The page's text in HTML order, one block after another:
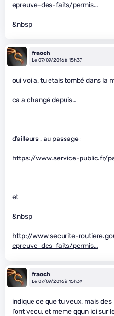
epreuve-des-faits/permis…
&nbsp;
fraoch
Le 07/09/2016 à 15h37
oui voila, tu etais tombé dans la
ca a changé depuis…
d’ailleurs , au passage :
https://www.service-public.fr/
et
&nbsp;
http://www.securite-
epreuve-des-faits/permis…
fraoch
Le 07/09/2016 à 15h39
indique ce que tu veux, mais
l’ont vecu, et meme qqun ici sur